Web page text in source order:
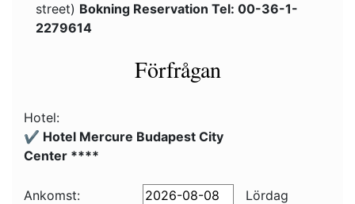
street) Bokning Reservation Tel: 00-36-1-
2279614
Förfrågan
Hotel:
✔️ Hotel Mercure Budapest City
Center ****
Ankomst: Lördag